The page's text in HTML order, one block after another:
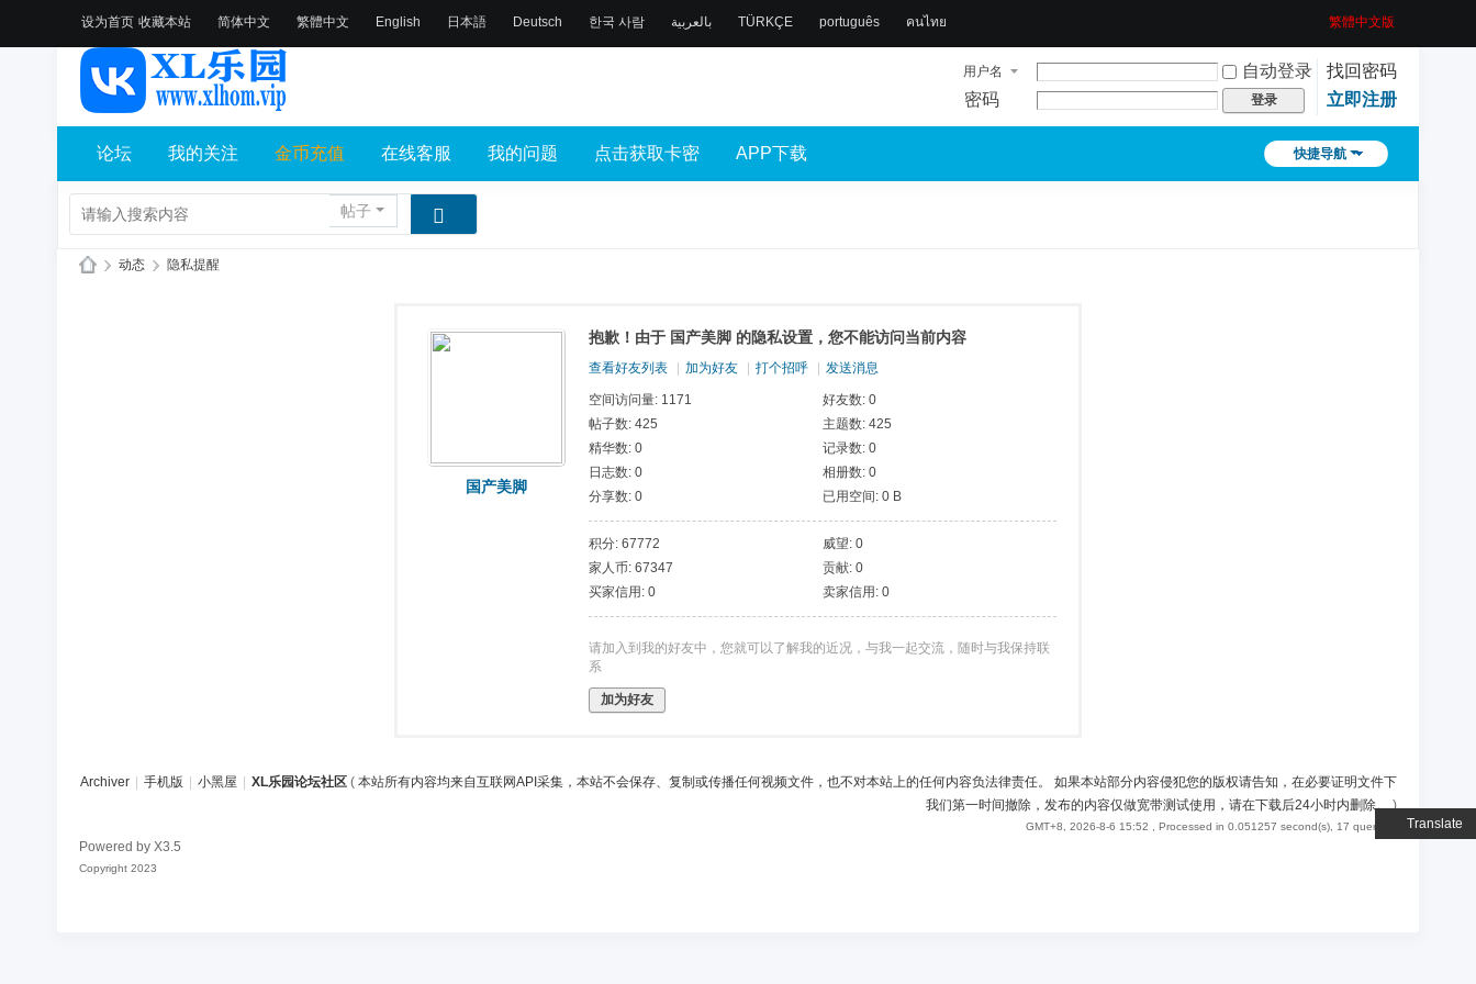
设为首页 收藏本站
Translate
简体中文 繁體中文 English 日本語 Deutsch 한국 사람 بالعربية TÜRKÇE português คนไทย 繁體中文版
用户名 自动登录
找回密码
密码
登录 立即注册
快捷导航
论坛 我的关注 金币充值 在线客服 我的问题 点击获取卡密 APP下载
帖子
› 动态 › 隐私提醒
国产美脚
抱歉！由于 国产美脚 的隐私设置，您不能访问当前内容
查看好友列表 加为好友 打个招呼 发送消息
空间访问量: 1171
好友数: 0
帖子数: 425
主题数: 425
精华数: 0
记录数: 0
日志数: 0
相册数: 0
分享数: 0
已用空间: 0 B
积分: 67772
威望: 0
家人币: 67347
贡献: 0
买家信用: 0
卖家信用: 0
请加入到我的好友中，您就可以了解我的近况，与我一起交流，随时与我保持联
系
加为好友
Archiver 手机版 小黑屋 XL乐园论坛社区 ( 本站所有内容均来自互联网API采集，本站不会保存、复制或传播任何视频文件，也不对本站上的任何内容负法律责任。 如果本站部分内容侵犯您的版权请告知，在必要证明文件下
我们第一时间撤除，发布的内容仅做宽带测试使用，请在下载后24小时内删除。)
GMT+8, 2026-8-6 15:52 , Processed in 0.051257 second(s), 17 queries .
Powered by X3.5
Copyright 2023